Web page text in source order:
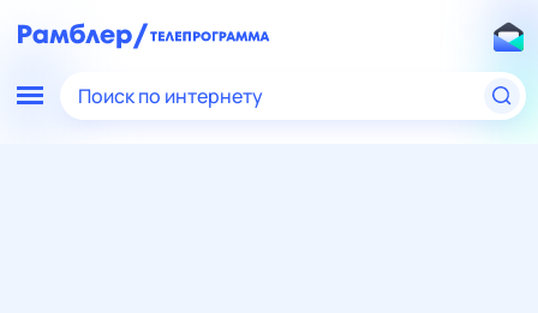
Поиск по интернету